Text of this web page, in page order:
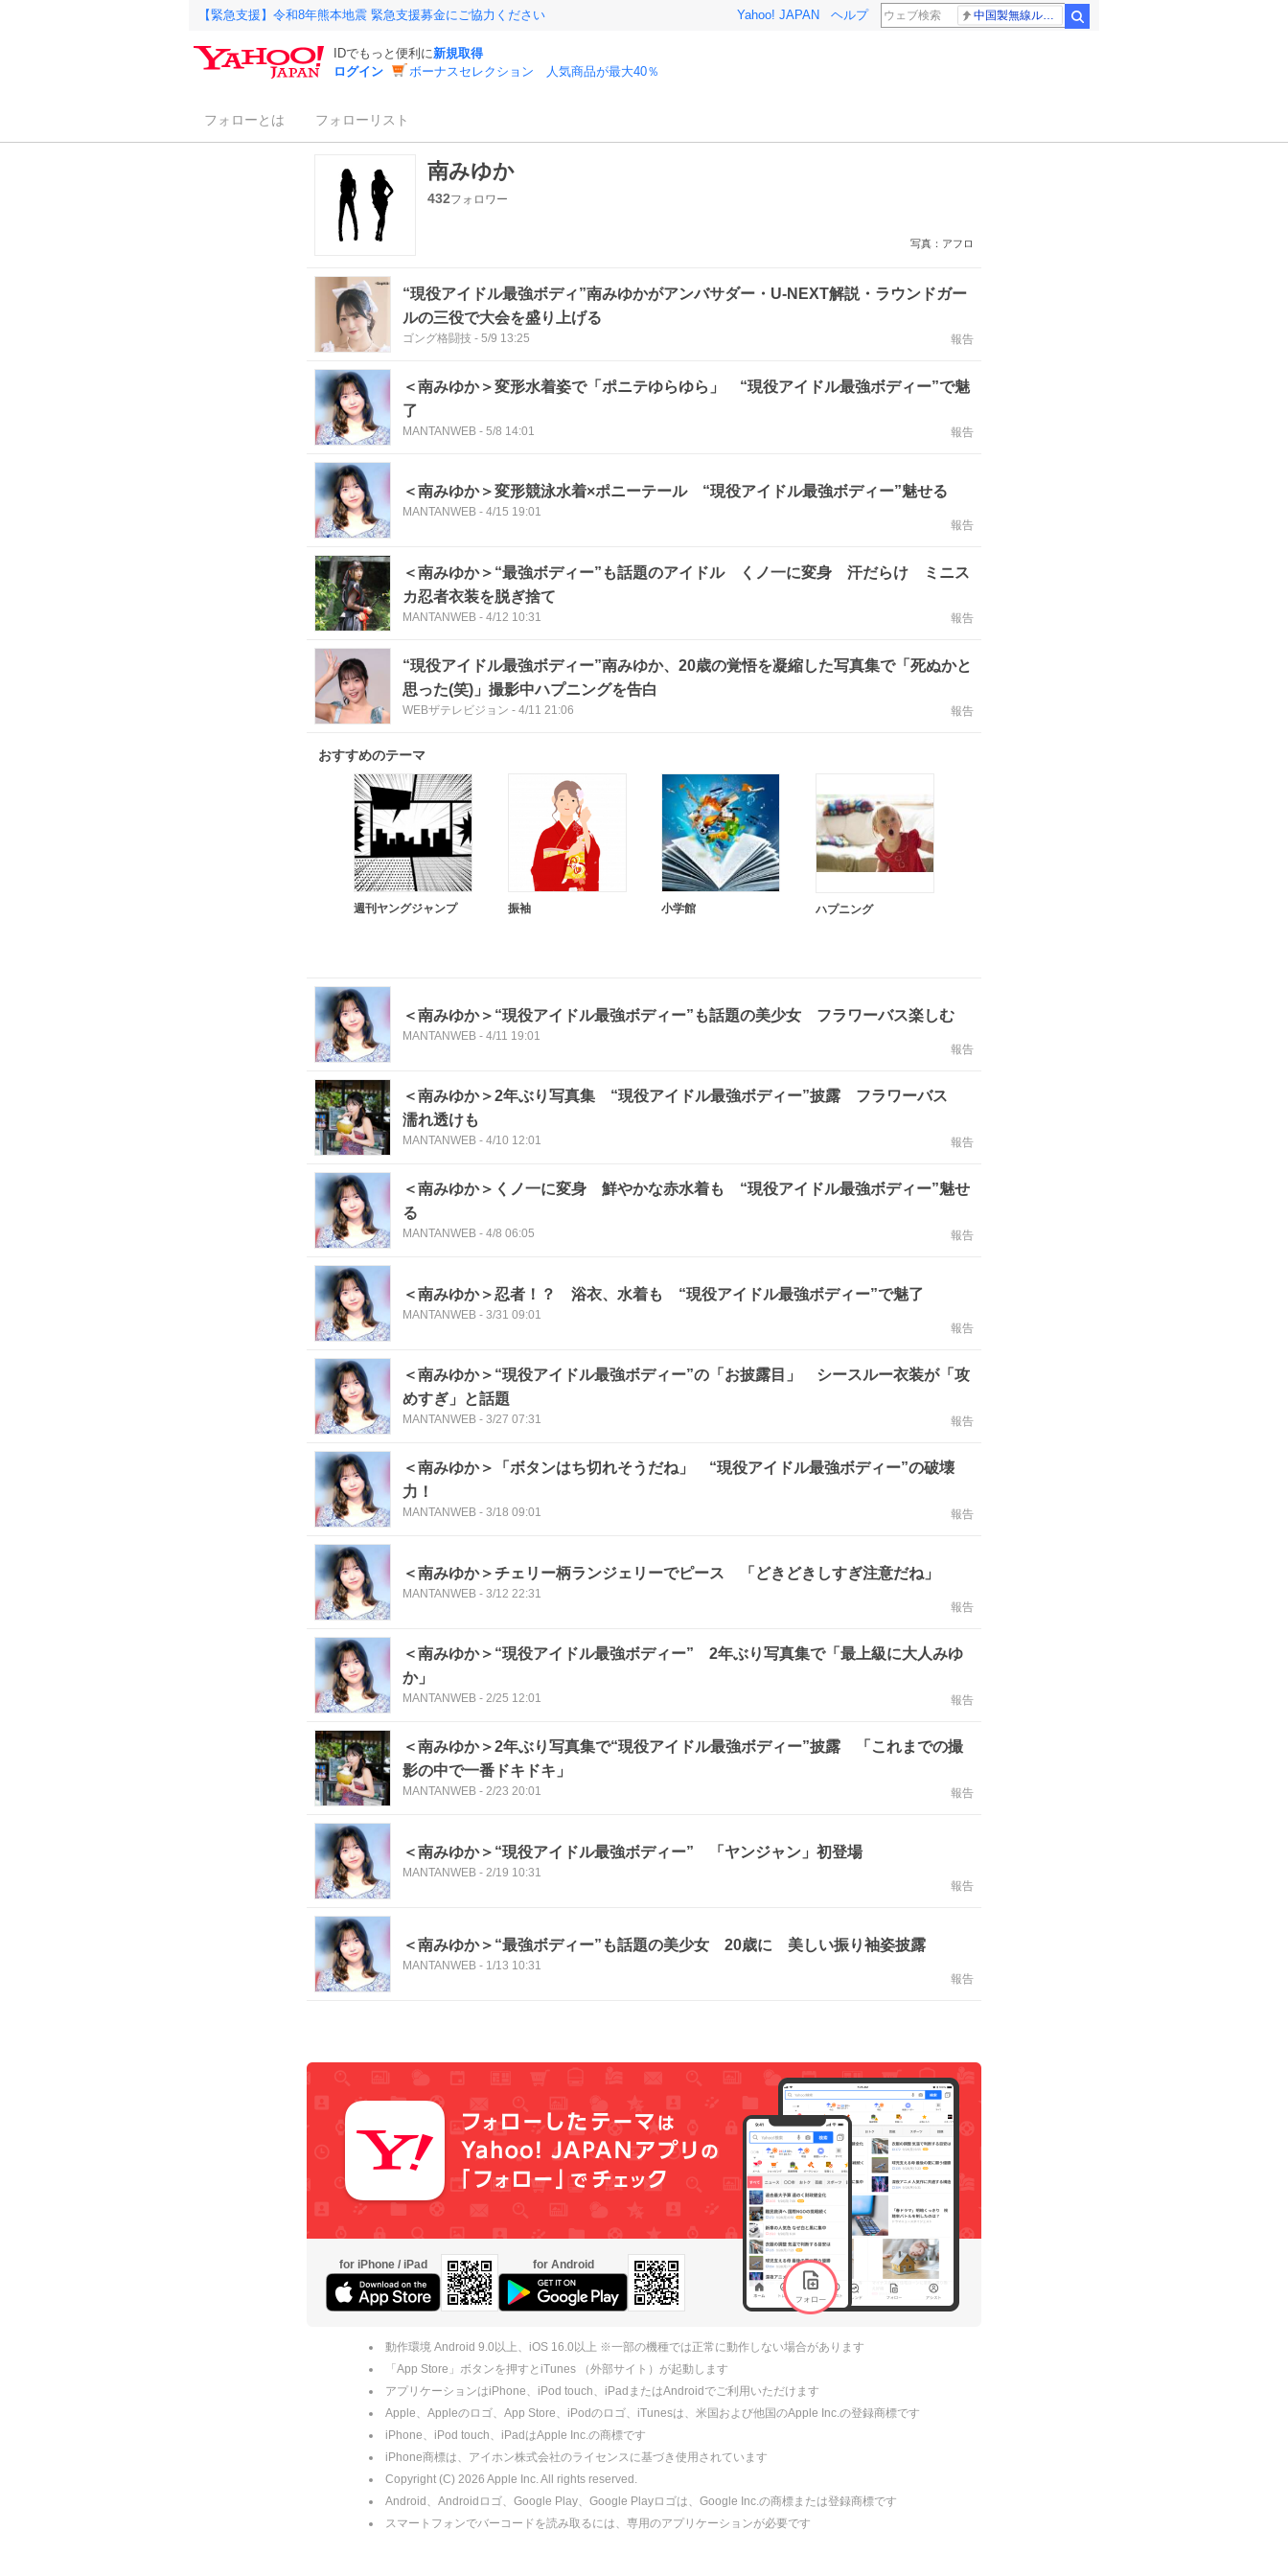
【緊急支援】令和8年熊本地震 緊急支援募金にご協力ください Yahoo! JAPAN ヘルプ
IDでもっと便利に新規取得
ログイン
ボーナスセレクション 人気商品が最大40％
フォローとは フォローリスト
南みゆか
432フォロワー
写真：アフロ
“現役アイドル最強ボディ”南みゆかがアンバサダー・U-NEXT解説・ラウンドガー
ルの三役で大会を盛り上げる
ゴング格闘技 - 5/9 13:25 報告
＜南みゆか＞変形水着姿で「ポニテゆらゆら」 “現役アイドル最強ボディー”で魅
了
MANTANWEB - 5/8 14:01 報告
＜南みゆか＞変形競泳水着×ポニーテール “現役アイドル最強ボディー”魅せる
MANTANWEB - 4/15 19:01
報告
＜南みゆか＞“最強ボディー”も話題のアイドル くノ一に変身 汗だらけ ミニス
カ忍者衣装を脱ぎ捨て
MANTANWEB - 4/12 10:31 報告
“現役アイドル最強ボディー”南みゆか、20歳の覚悟を凝縮した写真集で「死ぬかと
思った(笑)」撮影中ハプニングを告白
WEBザテレビジョン - 4/11 21:06 報告
おすすめのテーマ
週刊ヤングジャンプ 振袖 小学館 ハプニング
＜南みゆか＞“現役アイドル最強ボディー”も話題の美少女 フラワーバス楽しむ
MANTANWEB - 4/11 19:01
報告
＜南みゆか＞2年ぶり写真集 “現役アイドル最強ボディー”披露 フラワーバス
濡れ透けも
MANTANWEB - 4/10 12:01 報告
＜南みゆか＞くノ一に変身 鮮やかな赤水着も “現役アイドル最強ボディー”魅せ
る
MANTANWEB - 4/8 06:05 報告
＜南みゆか＞忍者！？ 浴衣、水着も “現役アイドル最強ボディー”で魅了
MANTANWEB - 3/31 09:01
報告
＜南みゆか＞“現役アイドル最強ボディー”の「お披露目」 シースルー衣装が「攻
めすぎ」と話題
MANTANWEB - 3/27 07:31 報告
＜南みゆか＞「ボタンはち切れそうだね」 “現役アイドル最強ボディー”の破壊
力！
MANTANWEB - 3/18 09:01 報告
＜南みゆか＞チェリー柄ランジェリーでピース 「どきどきしすぎ注意だね」
MANTANWEB - 3/12 22:31
報告
＜南みゆか＞“現役アイドル最強ボディー” 2年ぶり写真集で「最上級に大人みゆ
か」
MANTANWEB - 2/25 12:01 報告
＜南みゆか＞2年ぶり写真集で“現役アイドル最強ボディー”披露 「これまでの撮
影の中で一番ドキドキ」
MANTANWEB - 2/23 20:01 報告
＜南みゆか＞“現役アイドル最強ボディー” 「ヤンジャン」初登場
MANTANWEB - 2/19 10:31
報告
＜南みゆか＞“最強ボディー”も話題の美少女 20歳に 美しい振り袖姿披露
MANTANWEB - 1/13 10:31
報告
for iPhone / iPad for Android
動作環境 Android 9.0以上、iOS 16.0以上 ※一部の機種では正常に動作しない場合があります
「App Store」ボタンを押すとiTunes （外部サイト）が起動します
アプリケーションはiPhone、iPod touch、iPadまたはAndroidでご利用いただけます
Apple、Appleのロゴ、App Store、iPodのロゴ、iTunesは、米国および他国のApple Inc.の登録商標です
iPhone、iPod touch、iPadはApple Inc.の商標です
iPhone商標は、アイホン株式会社のライセンスに基づき使用されています
Copyright (C) 2026 Apple Inc. All rights reserved.
Android、Androidロゴ、Google Play、Google Playロゴは、Google Inc.の商標または登録商標です
スマートフォンでバーコードを読み取るには、専用のアプリケーションが必要です